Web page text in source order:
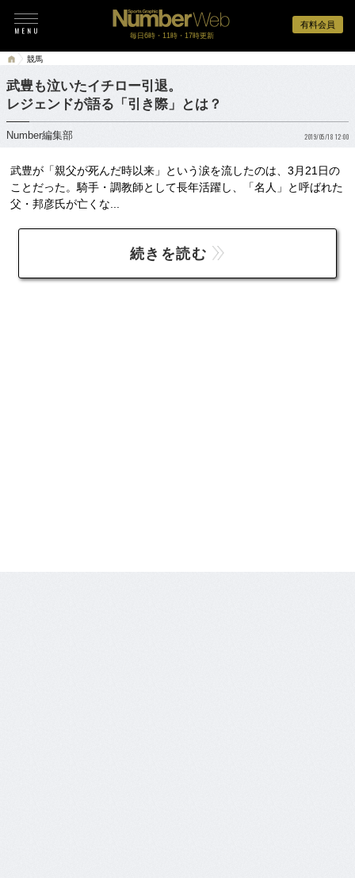
有料会員
毎日6時・11時・17時更新
競馬
武豊も泣いたイチロー引退。
レジェンドが語る「引き際」とは？
Number編集部 2019/05/18 12:00
武豊が「親父が死んだ時以来」という涙を流したのは、3月21日の
ことだった。騎手・調教師として長年活躍し、「名人」と呼ばれた
父・邦彦氏が亡くな...
続きを読む